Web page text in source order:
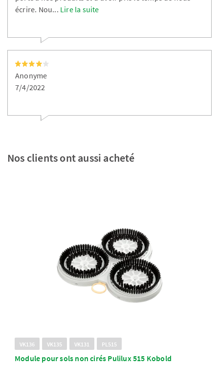
écrire. Nou... Lire la suite
Anonyme
7/4/2022
Nos clients ont aussi acheté
VK136 VK135 VK131 PL515
Module pour sols non cirés Pulilux 515 Kobold